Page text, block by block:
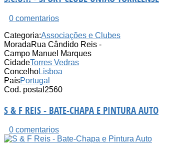
0 comentarios
Categoria:Associações e Clubes
MoradaRua Cândido Reis -
Campo Manuel Marques
CidadeTorres Vedras
ConcelhoLisboa
PaísPortugal
Cod. postal 2560
S & F REIS - BATE-CHAPA E PINTURA AUTO
0 comentarios